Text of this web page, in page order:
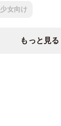
少女向け
もっと見る